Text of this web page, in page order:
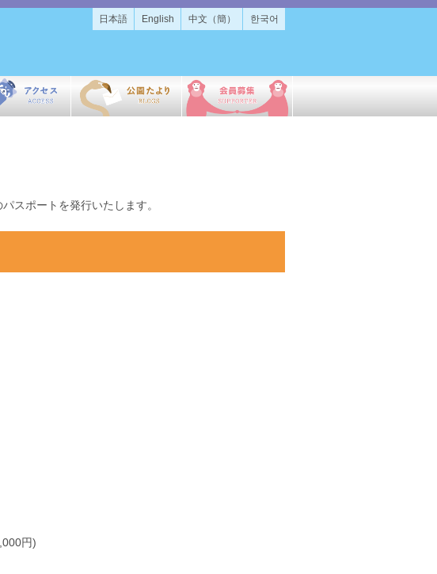
日本語 English 中文（簡） 한국어
スポートを発行いたします。
円)